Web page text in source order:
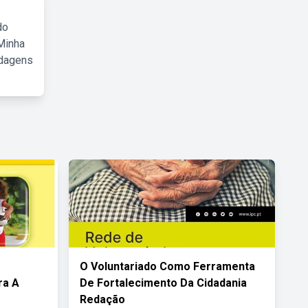
A
O Voluntariado Como Ferramenta
De Fortalecimento Da Cidadania
Redação